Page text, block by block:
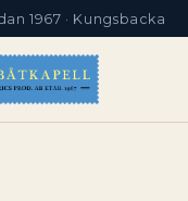
1967 · Kungsbacka